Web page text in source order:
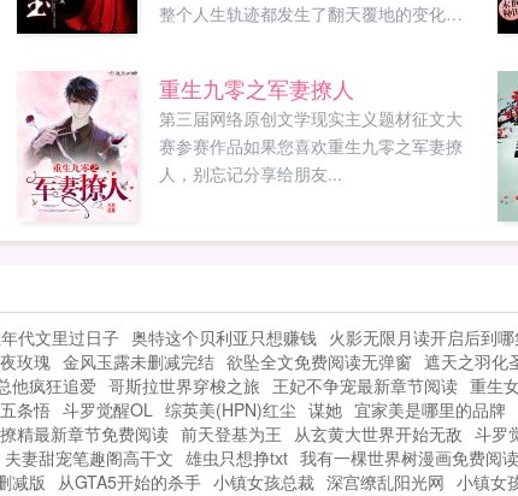
整个人生轨迹都发生了翻天覆地的变化。
重生九零之军妻撩人
第三届网络原创文学现实主义题材征文大
赛参赛作品如果您喜欢重生九零之军妻撩
人，别忘记分享给朋友...
代文里过日子 奥特这个贝利亚只想赚钱 火影无限月读开启后到
玫瑰 金风玉露未删减完结 欲坠全文免费阅读无弹窗 遮天之羽化
他疯狂追爱 哥斯拉世界穿梭之旅 王妃不争宠最新章节阅读 重生
条悟 斗罗觉醒OL 综英美(HPN)红尘 谋她 宜家美是哪里的品牌
精最新章节免费阅读 前天登基为王 从玄黄大世界开始无敌 斗罗
夫妻甜宠笔趣阁高干文 雄虫只想挣txt 我有一棵世界树漫画免费阅读
减版 从GTA5开始的杀手 小镇女孩总裁 深宫缭乱阳光网 小镇女